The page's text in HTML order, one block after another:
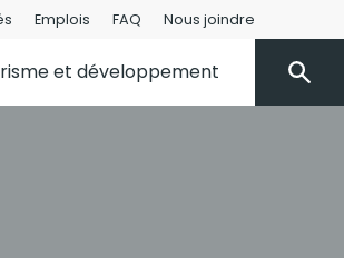
Emplois FAQ Nous joindre
et développement